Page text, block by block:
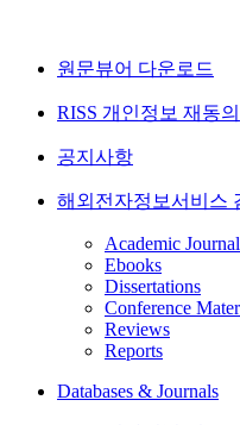
원문뷰어 다운로드
RISS 개인정보 재동의
공지사항
해외전자정보서비스
Academic
Ebooks
Dissertations
Conference
Reviews
Reports
Databases & Journals